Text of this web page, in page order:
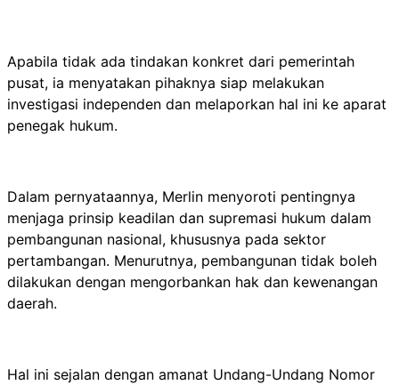
Apabila tidak ada tindakan konkret dari pemerintah
pusat, ia menyatakan pihaknya siap melakukan
investigasi independen dan melaporkan hal ini ke aparat
penegak hukum.
Dalam pernyataannya, Merlin menyoroti pentingnya
menjaga prinsip keadilan dan supremasi hukum dalam
pembangunan nasional, khususnya pada sektor
pertambangan. Menurutnya, pembangunan tidak boleh
dilakukan dengan mengorbankan hak dan kewenangan
daerah.
Hal ini sejalan dengan amanat Undang-Undang Nomor